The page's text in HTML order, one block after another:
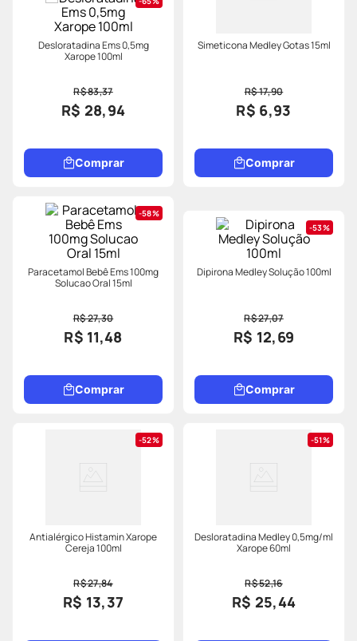
Desloratadina Ems 0,5mg
Xarope 100ml
R$ 83,37
R$ 28,94
Comprar
Simeticona Medley Gotas 15ml
R$ 17,90
R$ 6,93
Comprar
58%
Paracetamol Bebê Ems 100mg
Solucao Oral 15ml
R$ 27,30
R$ 11,48
Comprar
53%
Dipirona Medley Solução 100ml
R$ 27,07
R$ 12,69
Comprar
52%
Antialérgico Histamin Xarope
Cereja 100ml
R$ 27,84
R$ 13,37
51%
Desloratadina Medley 0,5mg/ml
Xarope 60ml
R$ 52,16
R$ 25,44